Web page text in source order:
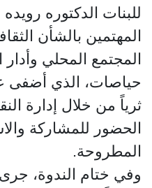
للبنات الدكتوره
المهتمين بالشأن
المجتمع المحلي
حياصات، الذي أضفى
ثرياً من خلال إدارة
الحضور للمشاركة
المطروحة.
وفي ختام الندوة،